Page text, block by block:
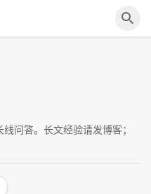
问答。长文经验请发博客；